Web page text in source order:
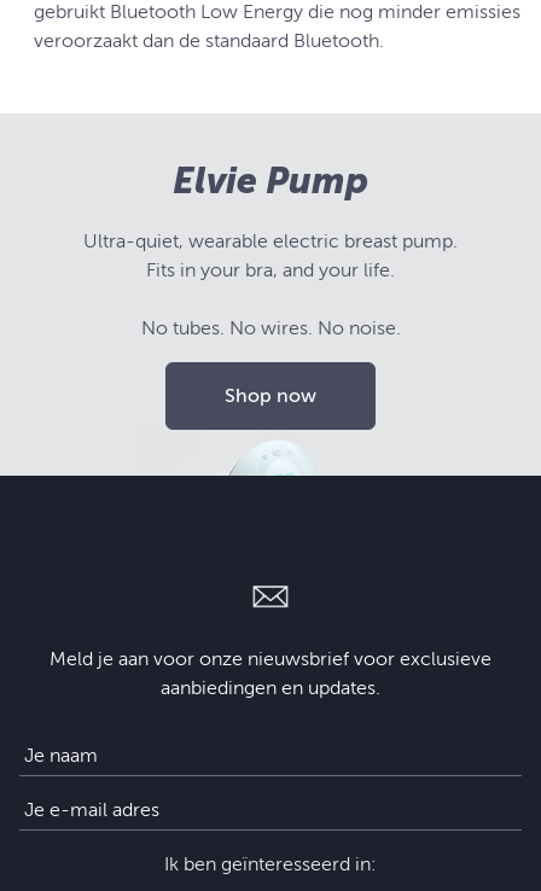
gebruikt Bluetooth Low Energy die nog minder emissies
veroorzaakt dan de standaard Bluetooth.
Elvie Pump
Ultra-quiet, wearable electric breast pump.
Fits in your bra, and your life.
No tubes. No wires. No noise.
Shop now
Meld je aan voor onze nieuwsbrief voor exclusieve
aanbiedingen en updates.
Ik ben geïnteresseerd in: